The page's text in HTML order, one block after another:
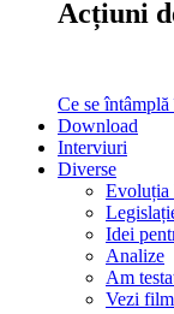
Acțiuni
Ce se
Download
Interviuri
Diverse
Idei
Analize
Am
Vezi